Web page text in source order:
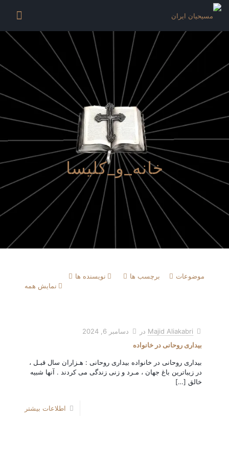
خانه_و_کلیسا
موضوعات برچسب ها
نویسنده ها
نمایش همه
Majid Aliakabri در
دسامبر 6, 2024
بیداری روحانی در خانواده
بیداری روحانی در خانواده بیداری روحانی : هـزاران سال قبـل ،
در زیباترین باغ جهان ، مـرد و زنی زندگی می کردند . آنها شبیه
خالق […]
اطلاعات بیشتر